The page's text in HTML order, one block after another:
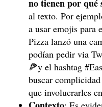
no tienen por qué
al texto. Por
a usar emojis para
Pizza lanzó una
podían pedir via
🍕y el hashtag
buscar
que involucrarles